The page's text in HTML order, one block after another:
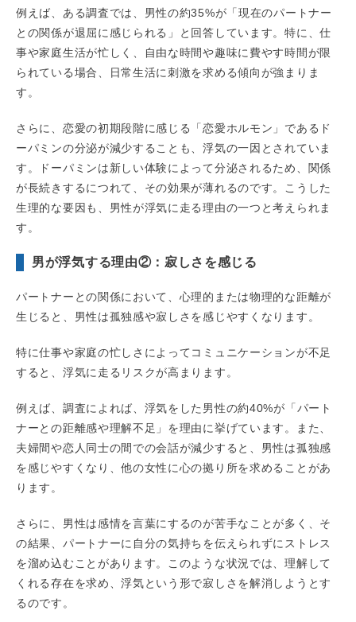
例えば、ある調査では、男性の約35%が「現在のパートナー
との関係が退屈に感じられる」と回答しています。特に、仕
事や家庭生活が忙しく、自由な時間や趣味に費やす時間が限
られている場合、日常生活に刺激を求める傾向が強まりま
す。
さらに、恋愛の初期段階に感じる「恋愛ホルモン」であるド
ーパミンの分泌が減少することも、浮気の一因とされていま
す。ドーパミンは新しい体験によって分泌されるため、関係
が長続きするにつれて、その効果が薄れるのです。こうした
生理的な要因も、男性が浮気に走る理由の一つと考えられま
す。
男が浮気する理由②：寂しさを感じる
パートナーとの関係において、心理的または物理的な距離が
生じると、男性は孤独感や寂しさを感じやすくなります。
特に仕事や家庭の忙しさによってコミュニケーションが不足
すると、浮気に走るリスクが高まります。
例えば、調査によれば、浮気をした男性の約40%が「パート
ナーとの距離感や理解不足」を理由に挙げています。また、
夫婦間や恋人同士の間での会話が減少すると、男性は孤独感
を感じやすくなり、他の女性に心の拠り所を求めることがあ
ります。
さらに、男性は感情を言葉にするのが苦手なことが多く、そ
の結果、パートナーに自分の気持ちを伝えられずにストレス
を溜め込むことがあります。このような状況では、理解して
くれる存在を求め、浮気という形で寂しさを解消しようとす
るのです。